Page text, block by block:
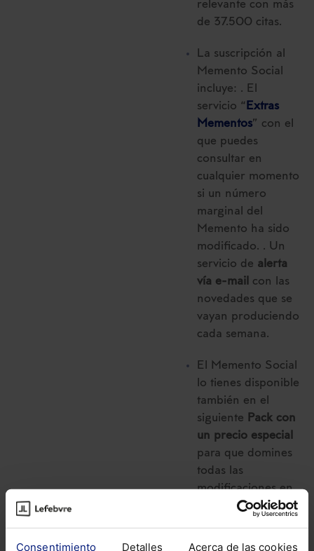
Consentimiento Detalles Acerca de las cookies
relevante con más
de 37.500 citas.
La suscripción al
Memento Social
incluye: . El
servicio “Extras
Mementos” con el
que puedes
consultar en
cualquier momento
si un número
marginal del
Memento ha sido
modificado. . Un
servicio de alerta
vía e-mail con las
novedades que se
vayan produciendo
cada semana.
El Memento Social
lo tienes disponible
también en el
siguiente Pack con
un precio especial
para que domines
todas las
modificaciones en
materia Laboral y
Social:
Pack